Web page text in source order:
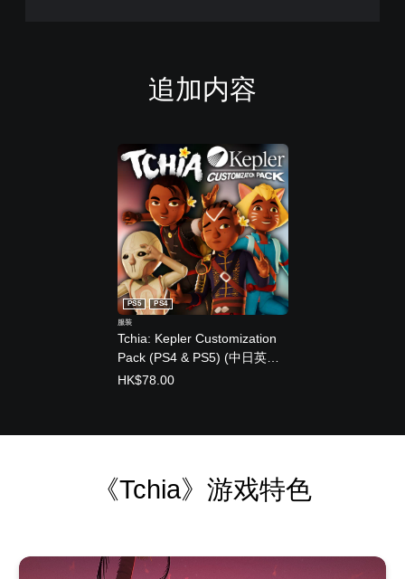
追加内容
Tchia: Kepler Customization
Pack (PS4 & PS5) (中日英韩
文版)
PS5 PS4
服装
HK$78.00
《Tchia》游戏特色